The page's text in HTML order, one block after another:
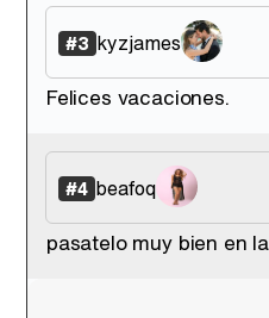
#3 kyzjames
Felices vacaciones.
#4 beafoq
pasatelo muy bien en